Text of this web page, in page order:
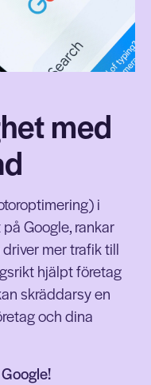
med
i
Google, rankar
mer trafik till
hjälpt företag
skräddarsy en
och dina